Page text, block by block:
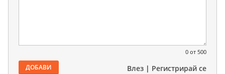
0 от 500
ДОБАВИ Влез | Регистрирай се